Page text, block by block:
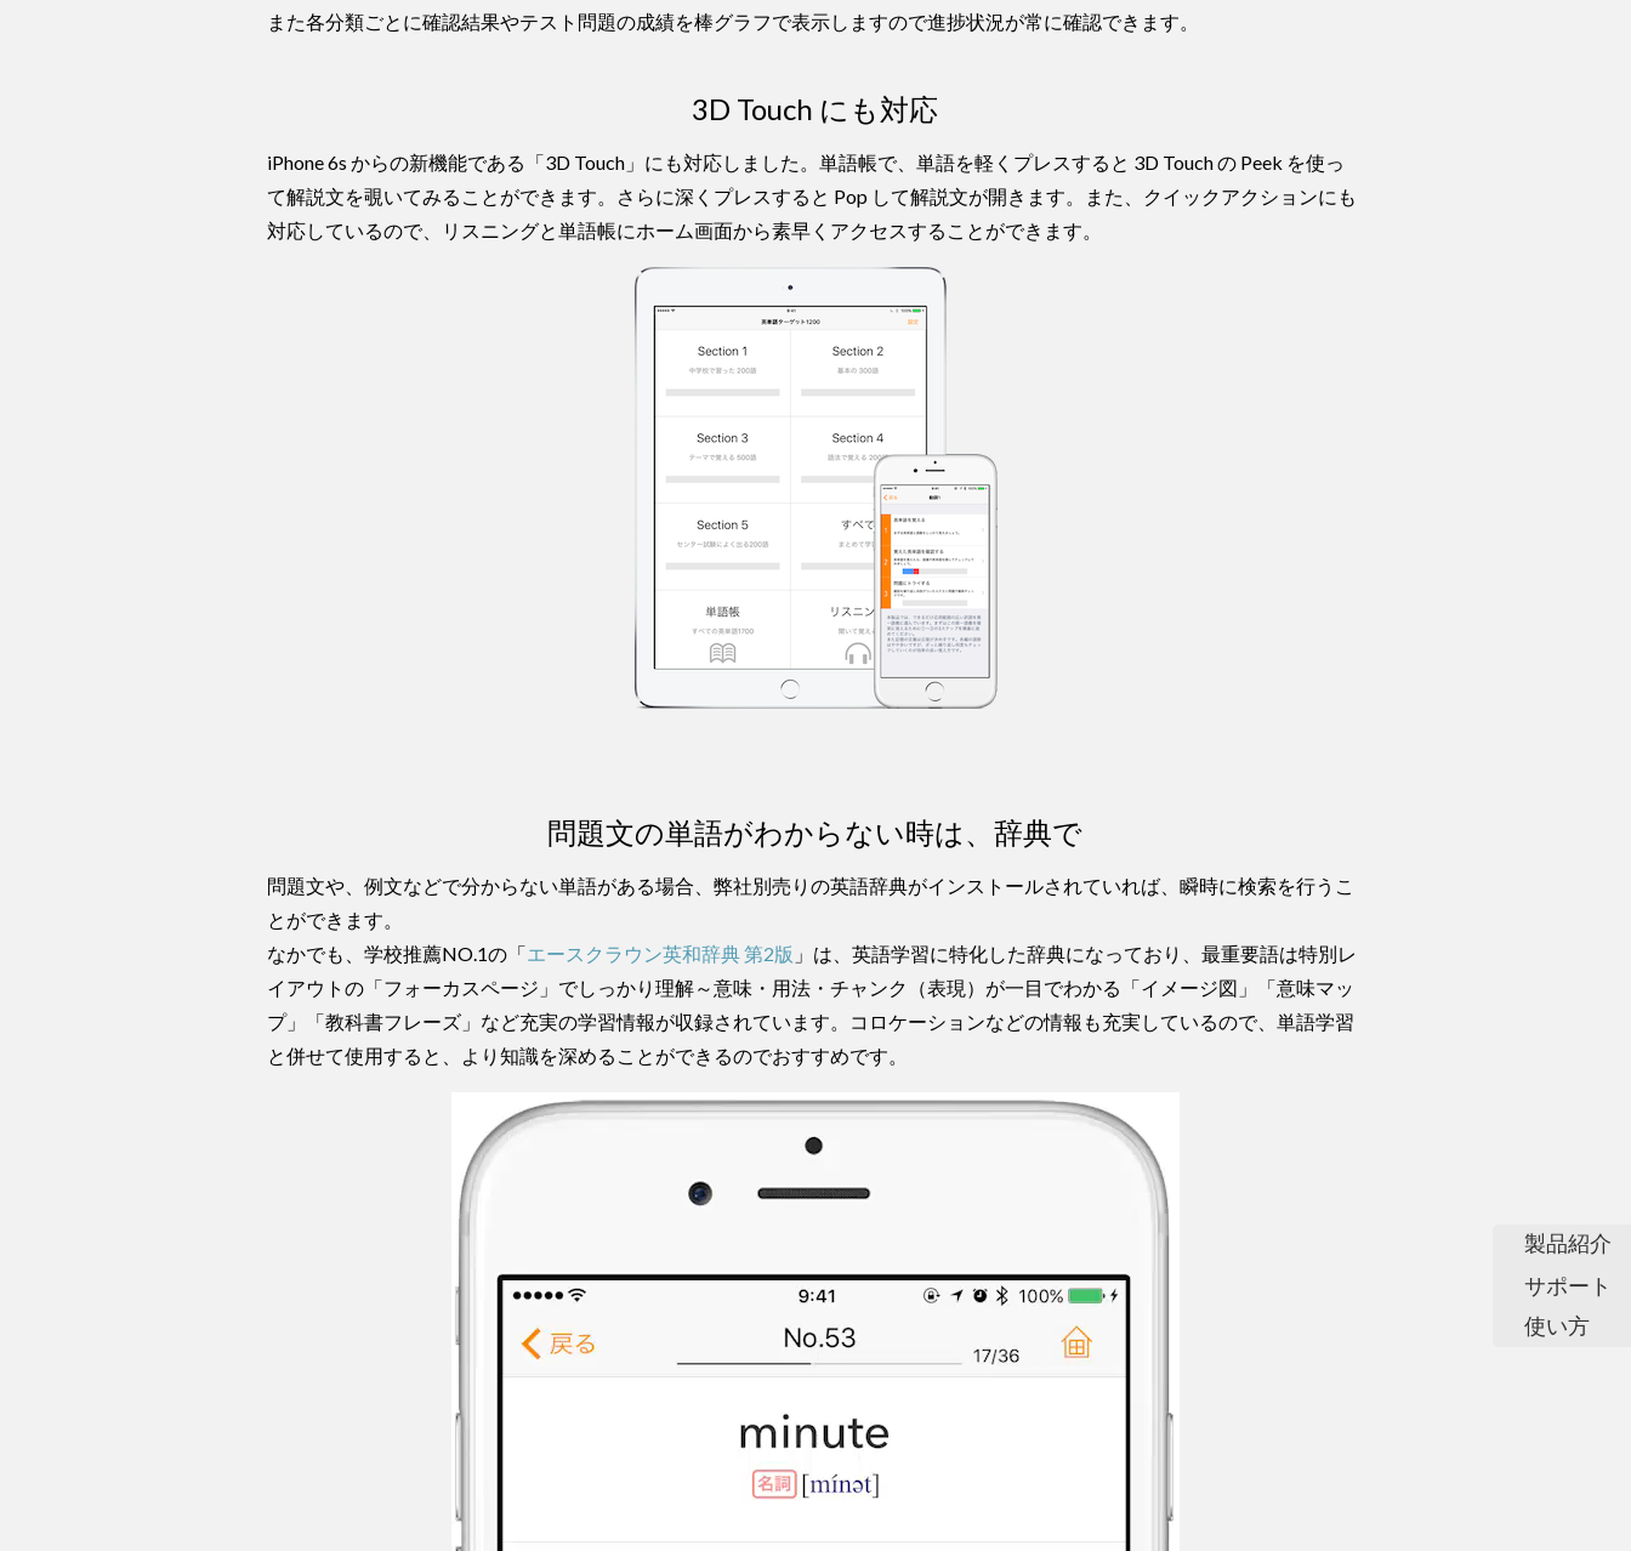
製品紹介
サポート
使い方
また各分類ごとに確認結果やテスト問題の成績を棒グラフで表示しますので進捗状況が常に確認できます。
3D Touch にも対応
iPhone 6s からの新機能である「3D Touch」にも対応しました。単語帳で、単語を軽くプレスすると 3D Touch の Peek を使っ
て解説文を覗いてみることができます。さらに深くプレスすると Pop して解説文が開きます。また、クイックアクションにも
対応しているので、リスニングと単語帳にホーム画面から素早くアクセスすることができます。
問題文の単語がわからない時は、辞典で
問題文や、例文などで分からない単語がある場合、弊社別売りの英語辞典がインストールされていれば、瞬時に検索を行うこ
とができます。
なかでも、学校推薦NO.1の「エースクラウン英和辞典 第2版 」は、英語学習に特化した辞典になっており、最重要語は特別レ
イアウトの「フォーカスページ」でしっかり理解～意味・用法・チャンク（表現）が一目でわかる「イメージ図」「意味マッ
プ」「教科書フレーズ」など充実の学習情報が収録されています。コロケーションなどの情報も充実しているので、単語学習
と併せて使用すると、より知識を深めることができるのでおすすめです。